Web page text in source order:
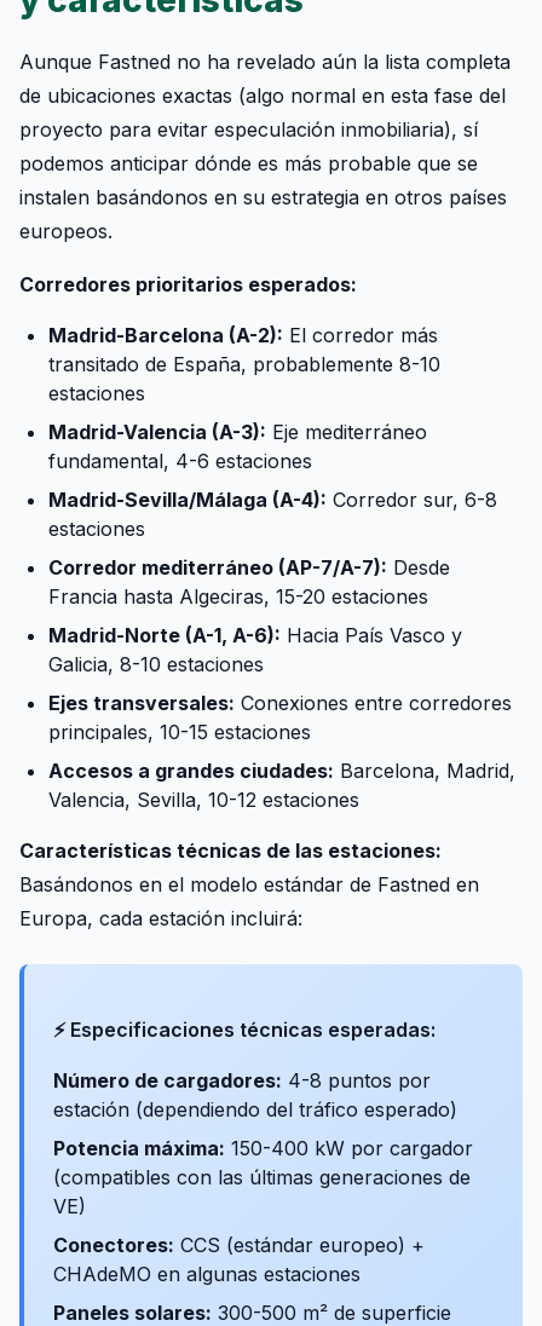
Aunque Fastned no ha revelado aún la lista completa
de ubicaciones exactas (algo normal en esta fase del
proyecto para evitar especulación inmobiliaria), sí
podemos anticipar dónde es más probable que se
instalen basándonos en su estrategia en otros países
europeos.
Corredores prioritarios esperados:
Madrid-Barcelona (A-2): El corredor más
transitado de España, probablemente 8-10
estaciones
Madrid-Valencia (A-3): Eje mediterráneo
fundamental, 4-6 estaciones
Madrid-Sevilla/Málaga (A-4): Corredor sur, 6-8
estaciones
Corredor mediterráneo (AP-7/A-7): Desde
Francia hasta Algeciras, 15-20 estaciones
Madrid-Norte (A-1, A-6): Hacia País Vasco y
Galicia, 8-10 estaciones
Ejes transversales: Conexiones entre corredores
principales, 10-15 estaciones
Accesos a grandes ciudades: Barcelona, Madrid,
Valencia, Sevilla, 10-12 estaciones
Características técnicas de las estaciones:
Basándonos en el modelo estándar de Fastned en
Europa, cada estación incluirá:
⚡ Especificaciones técnicas esperadas:
Número de cargadores: 4-8 puntos por
estación (dependiendo del tráfico esperado)
Potencia máxima: 150-400 kW por cargador
(compatibles con las últimas generaciones de
VE)
Conectores: CCS (estándar europeo) +
CHAdeMO en algunas estaciones
Paneles solares: 300-500 m² de superficie